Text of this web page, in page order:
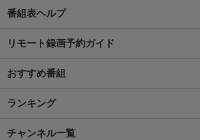
番組表ヘルプ
リモート録画予約ガイド
おすすめ番組
ランキング
チャンネル一覧